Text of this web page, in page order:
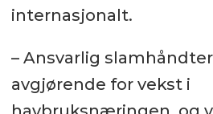
internasjonalt.
– Ansvarlig
avgjørende for vekst i